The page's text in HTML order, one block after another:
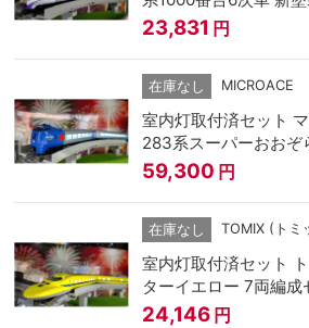
23,831 円
在庫なし MICROACE
室内灯取付済セット マイクロエース キハ
283系スーパーおおぞ
59,300 円
在庫なし TOMIX (トミ
室内灯取付済セット
ターイエロー 7両編成
24,146 円